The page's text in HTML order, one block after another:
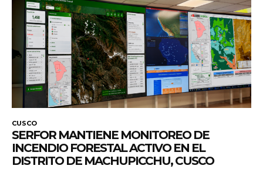
CUSCO
SERFOR MANTIENE MONITOREO DE
INCENDIO FORESTAL ACTIVO EN EL
DISTRITO DE MACHUPICCHU, CUSCO